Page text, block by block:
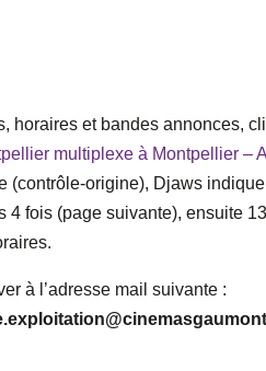
horaires et bandes annonces,
multiplexe à Montpellier –
(contrôle-origine), Djaws
4 fois (page suivante), ensuite
à l’adresse mail suivante :